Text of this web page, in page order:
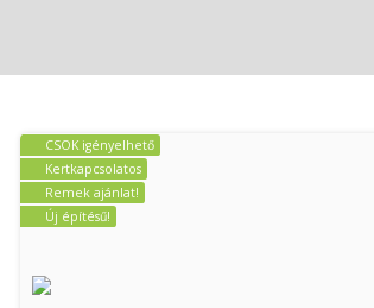
CSOK igényelhető
Kertkapcsolatos
Remek ajánlat!
Új építésű!